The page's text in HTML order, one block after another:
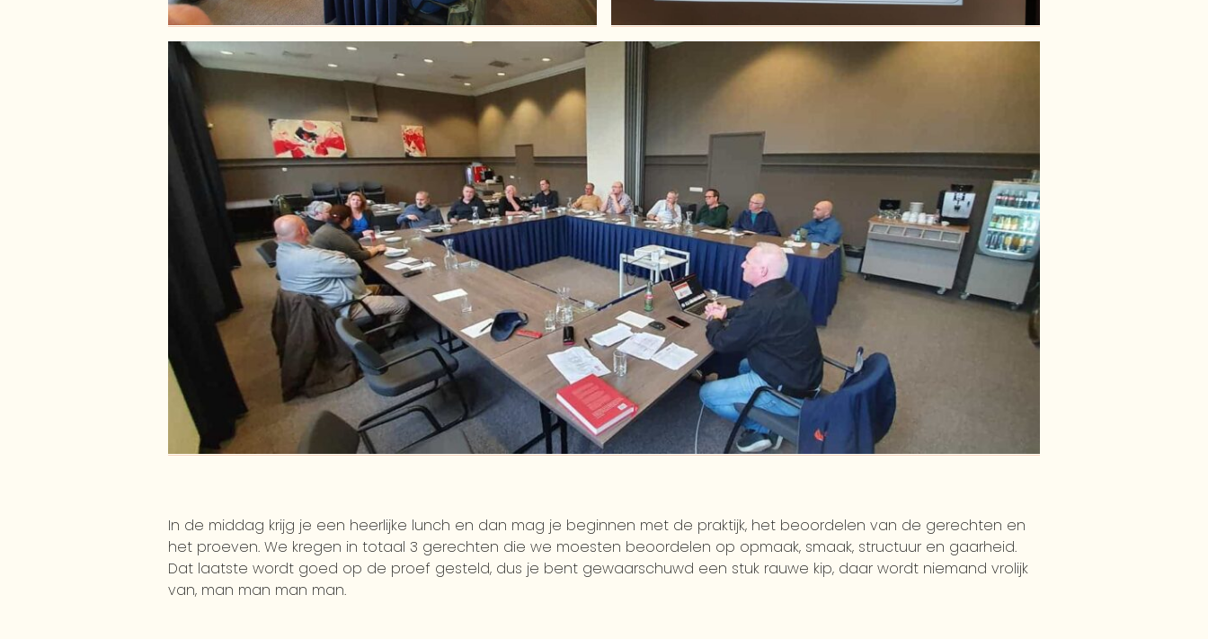
In de middag krijg je een heerlijke lunch en dan mag je beginnen met de praktijk, het beoordelen van de gerechten en
het proeven. We kregen in totaal 3 gerechten die we moesten beoordelen op opmaak, smaak, structuur en gaarheid.
Dat laatste wordt goed op de proef gesteld, dus je bent gewaarschuwd een stuk rauwe kip, daar wordt niemand vrolijk
van, man man man man.